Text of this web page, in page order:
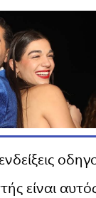
είναι